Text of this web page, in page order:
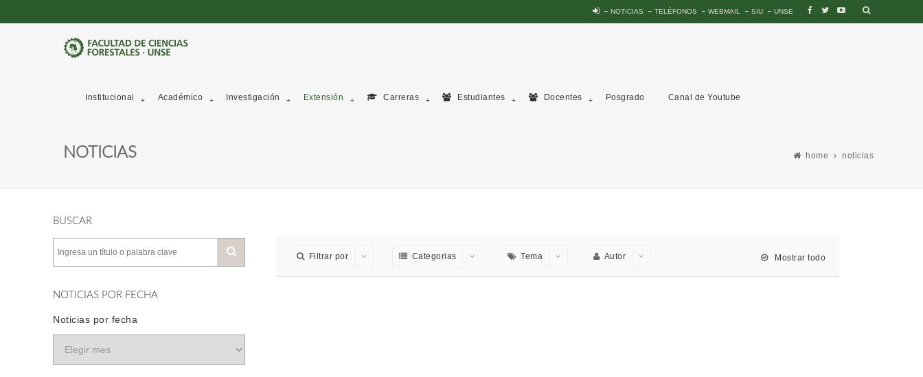
NOTICIAS TELÉFONOS WEBMAIL SIU UNSE
Institucional Académico Investigación Extensión Carreras Estudiantes Docentes Posgrado Canal de Youtube
NOTICIAS home noticias
BUSCAR
NOTICIAS POR FECHA
Noticias por fecha
Filtrar por Categorias Tema Autor Mostrar todo